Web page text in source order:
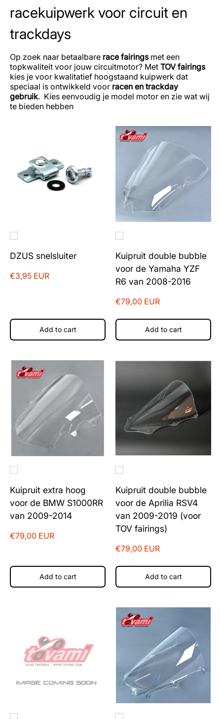
racekuipwerk voor circuit en
trackdays
Op zoek naar betaalbare race fairingsmet een
topkwaliteit voor jouw circuitmotor? Met TOV fairings
kies je voor kwalitatief hoogstaand kuipwerk dat
speciaal is ontwikkeld voor racen en trackday
gebruik. Kies eenvoudig je model motor en zie wat wij
te bieden hebben
DZUS snelsluiter
€3,95 EUR
Add to cart
Kuipruit double bubble
voor de Yamaha YZF
R6 van 2008-2016
€79,00 EUR
Add to cart
Kuipruit extra hoog
voor de BMW S1000RR
van 2009-2014
€79,00 EUR
Add to cart
Kuipruit double bubble
voor de Aprilia RSV4
van 2009-2019 (voor
TOV fairings)
€79,00 EUR
Add to cart